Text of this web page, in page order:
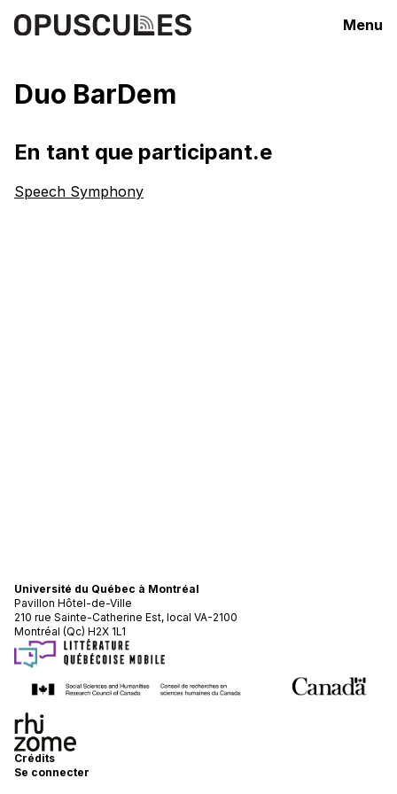
Menu
Duo BarDem
En tant que participant.e
Speech Symphony
Université du Québec à Montréal
Pavillon Hôtel-de-Ville
210 rue Sainte-Catherine Est, local VA-2100
Montréal (Qc) H2X 1L1
Crédits
Se connecter